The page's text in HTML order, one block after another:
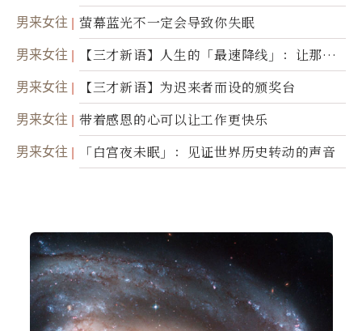
诺
男来女往 萤幕蓝光不一定会导致你失眠
男来女往
【三才新语】人生的「最速降线」：让那道
光，带你滑向自己
男来女往 【三才新语】为迟来者而设的颁奖台
男来女往 带着感恩的心可以让工作更快乐
男来女往 「白宫夜未眠」：见证世界历史转动的声音